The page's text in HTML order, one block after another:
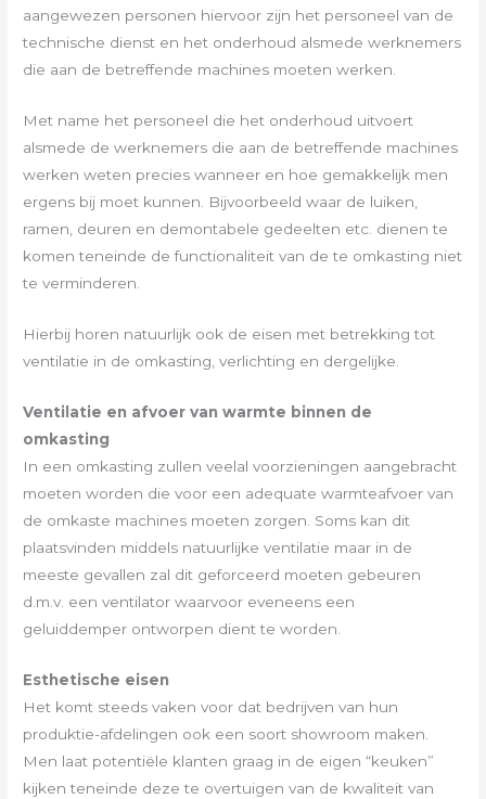
aangewezen personen hiervoor zijn het personeel van de
technische dienst en het onderhoud alsmede werknemers
die aan de betreffende machines moeten werken.
Met name het personeel die het onderhoud uitvoert
alsmede de werknemers die aan de betreffende machines
werken weten precies wanneer en hoe gemakkelijk men
ergens bij moet kunnen. Bijvoorbeeld waar de luiken,
ramen, deuren en demontabele gedeelten etc. dienen te
komen teneinde de functionaliteit van de te omkasting niet
te verminderen.
Hierbij horen natuurlijk ook de eisen met betrekking tot
ventilatie in de omkasting, verlichting en dergelijke.
Ventilatie en afvoer van warmte binnen de
omkasting
In een omkasting zullen veelal voorzieningen aangebracht
moeten worden die voor een adequate warmteafvoer van
de omkaste machines moeten zorgen. Soms kan dit
plaatsvinden middels natuurlijke ventilatie maar in de
meeste gevallen zal dit geforceerd moeten gebeuren
d.m.v. een ventilator waarvoor eveneens een
geluiddemper ontworpen dient te worden.
Esthetische eisen
Het komt steeds vaken voor dat bedrijven van hun
produktie-afdelingen ook een soort showroom maken.
Men laat potentiële klanten graag in de eigen “keuken”
kijken teneinde deze te overtuigen van de kwaliteit van